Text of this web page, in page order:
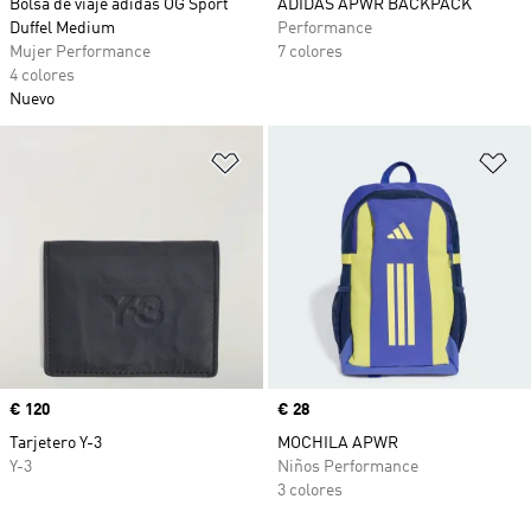
Bolsa de viaje adidas OG Sport
Duffel Medium
Mujer Performance
4 colores
Nuevo
ADIDAS APWR BACKPACK
Performance
7 colores
Añadir a la lista de deseos
Precio
€ 120
Tarjetero Y-3
Y-3
Precio
€ 28
MOCHILA APWR
Niños Performance
3 colores